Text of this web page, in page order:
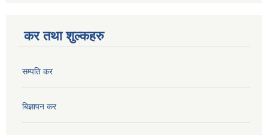
कर तथा शुल्कहरु
सम्पति कर
बिज्ञापन कर